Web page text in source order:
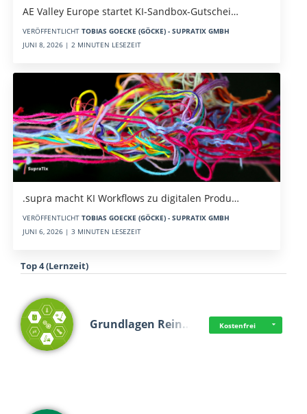
AE Valley Europe startet KI-Sandbox-Gutschei…
VERÖFFENTLICHT TOBIAS GOECKE (GÖCKE) - SUPRATIX GMBH
JUNI 8, 2026 | 2 MINUTEN LESEZEIT
.supra macht KI Workflows zu digitalen Produ…
VERÖFFENTLICHT TOBIAS GOECKE (GÖCKE) - SUPRATIX GMBH
JUNI 6, 2026 | 3 MINUTEN LESEZEIT
Top 4 (Lernzeit)
Grundlagen Rein… Kostenfrei